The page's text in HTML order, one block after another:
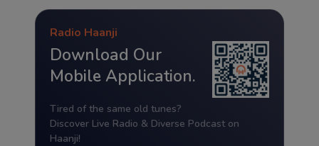
Radio Haanji
Download Our
Mobile Application.
Tired of the same old tunes?
Discover Live Radio & Diverse Podcast on
Haanji!